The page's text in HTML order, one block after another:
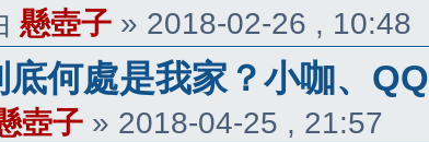
懸壺子 » 2018-02-26 , 10:48
底何處是我家？小咖、QQ
壺子 » 2018-04-25 , 21:57